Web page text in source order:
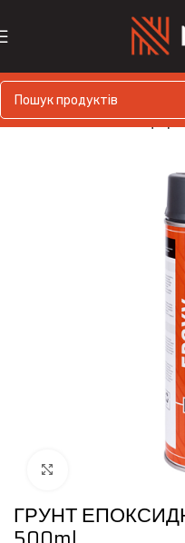
Головна
Click to enlarge
ГРУНТ